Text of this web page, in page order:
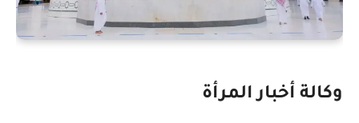
وكالة أخبار المرأة